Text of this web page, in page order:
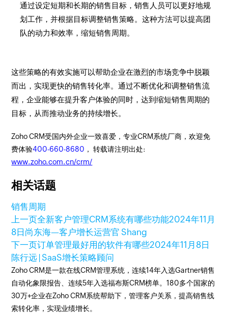
通过设定短期和长期的销售目标，销售人员可以更好地规
划工作，并根据目标调整销售策略。这种方法可以提高团
队的动力和效率，缩短销售周期。
这些策略的有效实施可以帮助企业在激烈的市场竞争中脱颖
而出，实现更快的销售转化率。通过不断优化和调整销售流
程，企业能够在提升客户体验的同时，达到缩短销售周期的
目标，从而推动业务的持续增长。
Zoho CRM受国内外企业一致喜爱，专业CRM系统厂商，欢迎免
费体验400-660-8680 ， 转载请注明出处:
www.zoho.com.cn/crm/
相关话题
销售周期
上一页全新客户管理CRM系统有哪些功能2024年11月
8日 尚东海—客户增长运营官 Shang
下一页订单管理最好用的软件有哪些2024年11月8日
陈行远 | SaaS增长策略顾问
Zoho CRM是一款在线CRM管理系统，连续14年入选Gartner销售
自动化象限报告、连续5年入选福布斯CRM榜单。180多个国家的
30万+企业在Zoho CRM系统帮助下，管理客户关系，提高销售线
索转化率，实现业绩增长。